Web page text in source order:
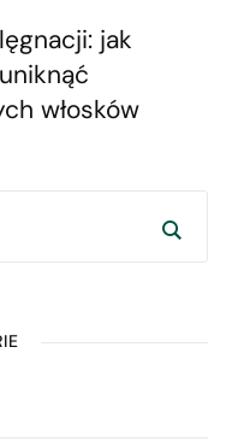
jak
włosków